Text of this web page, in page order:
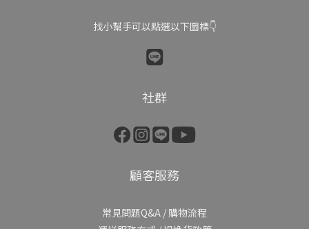
找小幫手可以點選以下圖標👇
社群
顧客服務
常見問題Q&A / 購物流程